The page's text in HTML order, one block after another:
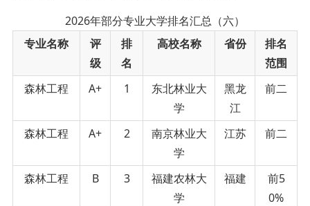
2026年部分专业大学排名汇总（六）
专业名称
评
级
排
名
高校名称 省份
排名
范围
森林工程
A+ 1
东北林业大
学
黑龙
江
前二
森林工程 A+ 2
南京林业大
学
江苏 前二
森林工程 B 3
福建农林大
学
福建
前5
0%